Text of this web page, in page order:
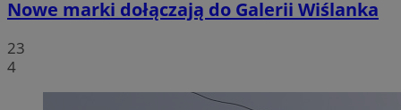
Nowe marki dołączają do Galerii Wiślanka
23
4